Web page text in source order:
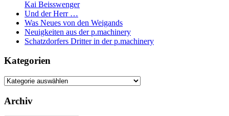
Kai Beisswenger
Und der Herr …
Was Neues von den Weigands
Neuigkeiten aus der p.machinery
Schatzdorfers Dritter in der p.machinery
Kategorien
Kategorien
Archiv